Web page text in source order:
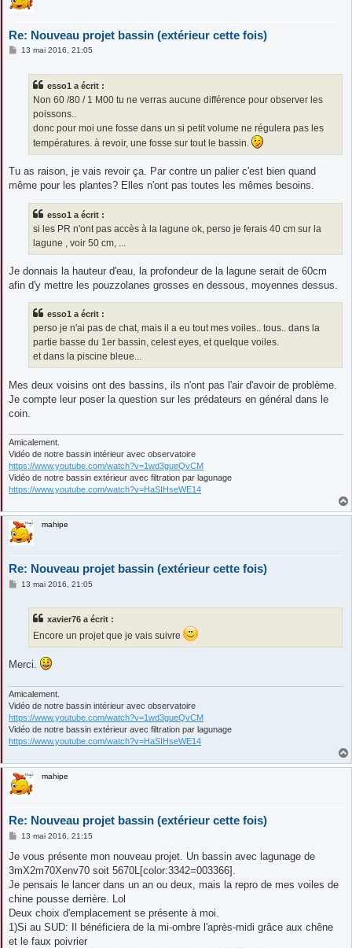
Re: Nouveau projet bassin (extérieur cette fois)
M
13 mai 2016, 21:05
esso1 a écrit :
Non 60 /80 / 1 M00 tu ne verras aucune différence pour observer les
poissons..
donc pour moi une fosse dans un si petit volume ne régulera pas les
températures. à revoir, une fosse sur tout le bassin.
Tu as raison, je vais revoir ça. Par contre un palier c'est bien quand
même pour les plantes? Elles n'ont pas toutes les mêmes besoins.
esso1 a écrit :
si les PR n'ont pas accès à la lagune ok, perso je ferais 40 cm sur la
lagune , voir 50 cm, ...
Je donnais la hauteur d'eau, la profondeur de la lagune serait de 60cm
afin d'y mettre les pouzzolanes grosses en dessous, moyennes dessus.
esso1 a écrit :
perso je n'ai pas de chat, mais il a eu tout mes voiles.. tous.. dans la
partie basse du 1er bassin, celest eyes, et quelque voiles.
et dans la piscine bleue...
Mes deux voisins ont des bassins, ils n'ont pas l'air d'avoir de problème.
Je compte leur poser la question sur les prédateurs en général dans le
coin.
Amicalement.
Vidéo de notre bassin intérieur avec observatoire
https://www.youtube.com/watch?v=1wd3gueQvCM
Vidéo de notre bassin extérieur avec filtration par lagunage
https://www.youtube.com/watch?v=HaSIHseWE14
mahipe
Re: Nouveau projet bassin (extérieur cette fois)
M13 mai 2016, 21:05
xavier76 a écrit :
Encore un projet que je vais suivre
Merci.
Amicalement.
Vidéo de notre bassin intérieur avec observatoire
https://www.youtube.com/watch?v=1wd3gueQvCM
Vidéo de notre bassin extérieur avec filtration par lagunage
https://www.youtube.com/watch?v=HaSIHseWE14
mahipe
Re: Nouveau projet bassin (extérieur cette fois)
M
s
a
g
13 mai 2016, 21:15
Je vous présente mon nouveau projet. Un bassin avec lagunage de
3mX2m70Xenv70 soit 5670L[color:3342=003366].
Je pensais le lancer dans un an ou deux, mais la repro de mes voiles de
chine pousse derrière. Lol
Deux choix d'emplacement se présente à moi.
1)Si au SUD: Il bénéficiera de la mi-ombre l'après-midi grâce aux chêne
et le faux poivrier